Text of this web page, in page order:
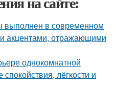
выполнен в современном
акцентами, отражающими
однокомнатной
лёгкости и